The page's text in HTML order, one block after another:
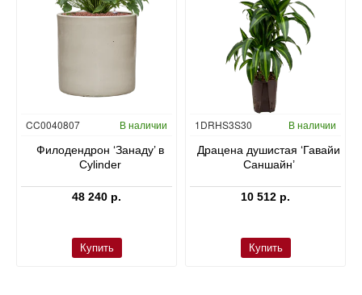
CC0040807 В наличии
Филодендрон ‘Занаду’ в
Cylinder
48 240 р.
Купить
Гидропоника
1DRHS3S30 В наличии
Драцена душистая ‘Гавайи
Саншайн’
10 512 р.
Купить